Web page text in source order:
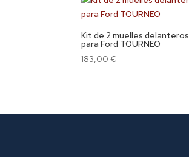
Kit de 2 muelles delanteros
para Ford TOURNEO
183,00€